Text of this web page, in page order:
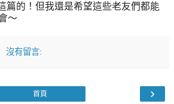
篇的！但我還是希望這些老友們都能
～
沒有留言:
›
首頁